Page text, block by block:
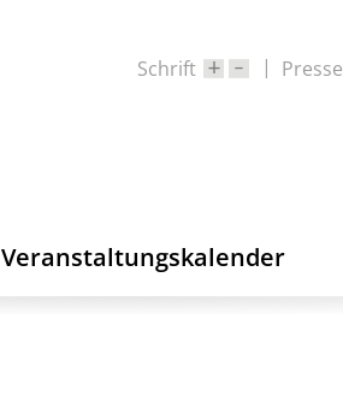
Schrift Presse
Veranstaltungskalender